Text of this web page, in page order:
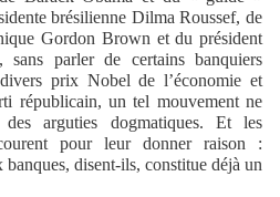
brésilienne Dilma Roussef, de
Gordon Brown et du président
sans parler de certains banquiers
prix Nobel de l’économie et
républicain, un tel mouvement ne
arguties dogmatiques. Et les
pour leur donner raison :
banques, disent-ils, constitue déjà un